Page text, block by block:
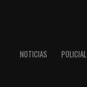
NOTICIAS POLICIAL